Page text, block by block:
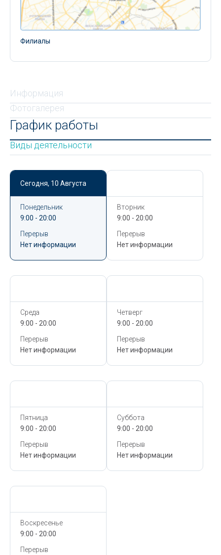
Филиалы
Информация
Фотогалерея
График работы
Виды деятельности
Сегодня, 10 Августа
Понедельник
9:00 - 20:00
Перерыв
Нет информации
Вторник
9:00 - 20:00
Перерыв
Нет информации
Среда
9:00 - 20:00
Перерыв
Нет информации
Четверг
9:00 - 20:00
Перерыв
Нет информации
Пятница
9:00 - 20:00
Перерыв
Нет информации
Суббота
9:00 - 20:00
Перерыв
Нет информации
Воскресенье
9:00 - 20:00
Перерыв